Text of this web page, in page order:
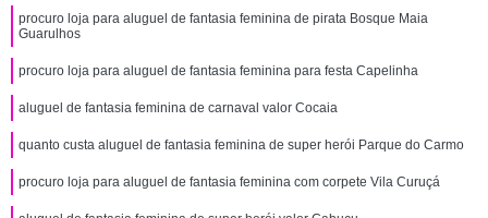
procuro loja para aluguel de fantasia feminina de pirata Bosque Maia
Guarulhos
procuro loja para aluguel de fantasia feminina para festa Capelinha
aluguel de fantasia feminina de carnaval valor Cocaia
quanto custa aluguel de fantasia feminina de super herói Parque do Carmo
procuro loja para aluguel de fantasia feminina com corpete Vila Curuçá